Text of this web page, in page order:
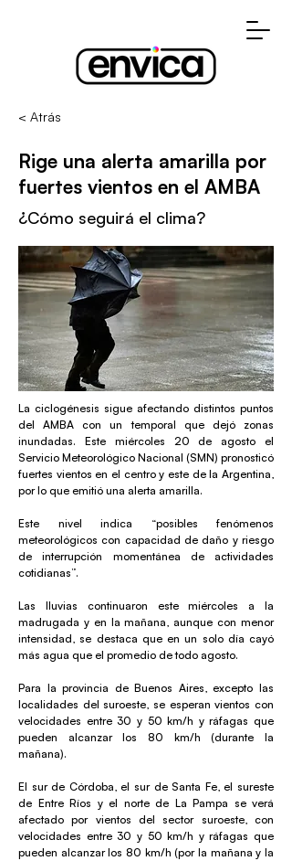
< Atrás
Rige una alerta amarilla por
fuertes vientos en el AMBA
¿Cómo seguirá el clima?
La ciclogénesis sigue afectando distintos puntos
del AMBA con un temporal que dejó zonas
inundadas. Este miércoles 20 de agosto el
Servicio Meteorológico Nacional (SMN) pronosticó
fuertes vientos en el centro y este de la Argentina,
por lo que emitió una alerta amarilla.
Este nivel indica “posibles fenómenos
meteorológicos con capacidad de daño y riesgo
de interrupción momentánea de actividades
cotidianas”.
Las lluvias continuaron este miércoles a la
madrugada y en la mañana, aunque con menor
intensidad, se destaca que en un solo día cayó
más agua que el promedio de todo agosto.
Para la provincia de Buenos Aires, excepto las
localidades del suroeste, se esperan vientos con
velocidades entre 30 y 50 km/h y ráfagas que
pueden alcanzar los 80 km/h (durante la
mañana).
El sur de Córdoba, el sur de Santa Fe, el sureste
de Entre Ríos y el norte de La Pampa se verá
afectado por vientos del sector suroeste, con
velocidades entre 30 y 50 km/h y ráfagas que
pueden alcanzar los 80 km/h (por la mañana y la